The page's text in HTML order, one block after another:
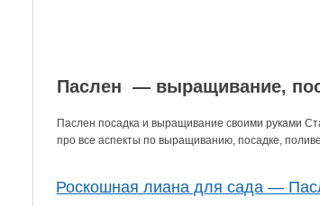
Паслен — выращивание,
Паслен посадка и выращивание своими руками
про все аспекты по выращиванию, посадке,
Роскошная лиана для сада —